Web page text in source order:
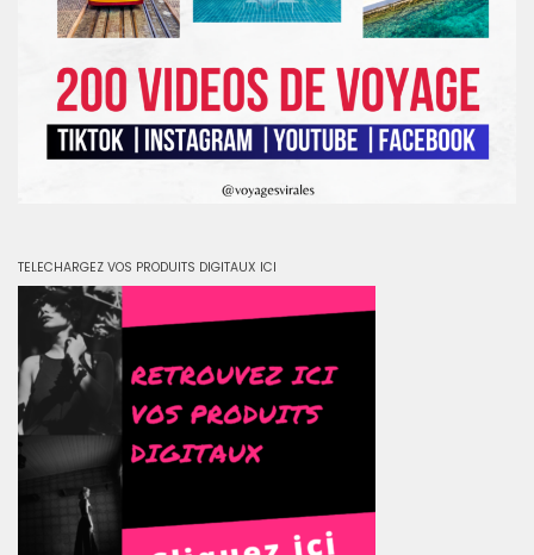
TELECHARGEZ VOS PRODUITS DIGITAUX ICI